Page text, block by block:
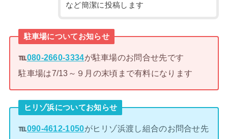
など簡潔に投稿します
駐車場についてお知らせ
℡080-2660-3334が駐車場のお問合せ先です
駐車場は7/13～９月の末頃まで有料になります
ヒリゾ浜についてお知らせ
℡090-4612-1050がヒリゾ浜渡し組合のお問合せ先